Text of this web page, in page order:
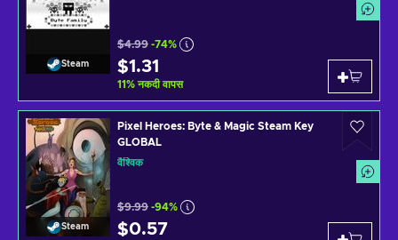
Steam
$4.99 -74%
$1.31
11% नकदी वापस
Steam
Pixel Heroes: Byte & Magic Steam Key
GLOBAL
वैश्विक
$9.99 -94%
$0.57